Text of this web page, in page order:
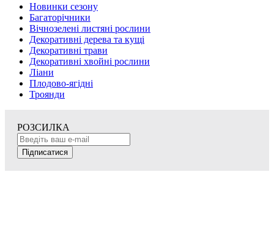
Новинки сезону
Багаторічники
Вічнозелені листяні рослини
Декоративні дерева та кущі
Декоративні трави
Декоративні хвойні рослини
Ліани
Плодово-ягідні
Троянди
РОЗСИЛКА
Підписатися